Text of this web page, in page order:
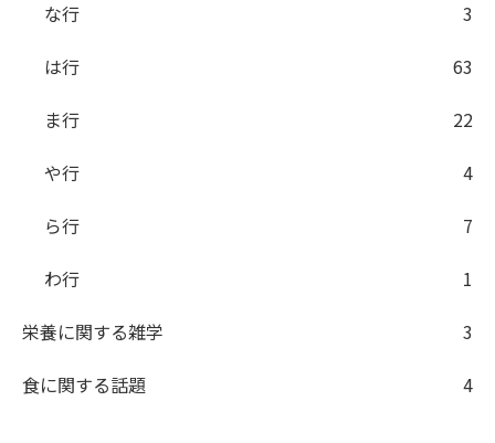
な行
3
は行
63
ま行
22
や行
4
ら行
7
わ行
1
栄養に関する雑学
3
食に関する話題
4